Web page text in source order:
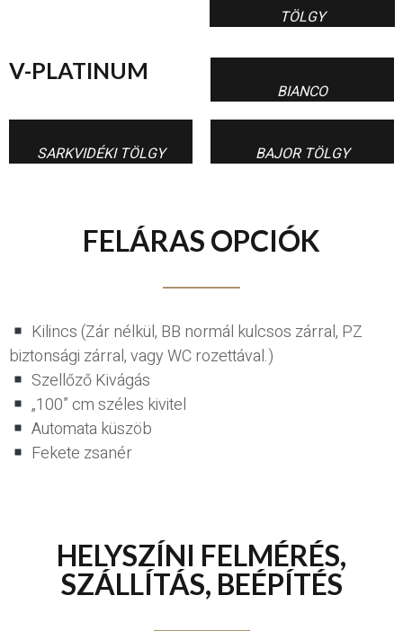
TÖLGY
V-PLATINUM
BIANCO
SARKVIDÉKI TÖLGY BAJOR TÖLGY
FELÁRAS OPCIÓK
Kilincs (Zár nélkül, BB normál kulcsos zárral, PZ
biztonsági zárral, vagy WC rozettával.)
Szellőző Kivágás
„100” cm széles kivitel
Automata küszöb
Fekete zsanér
HELYSZÍNI FELMÉRÉS,
SZÁLLÍTÁS, BEÉPÍTÉS